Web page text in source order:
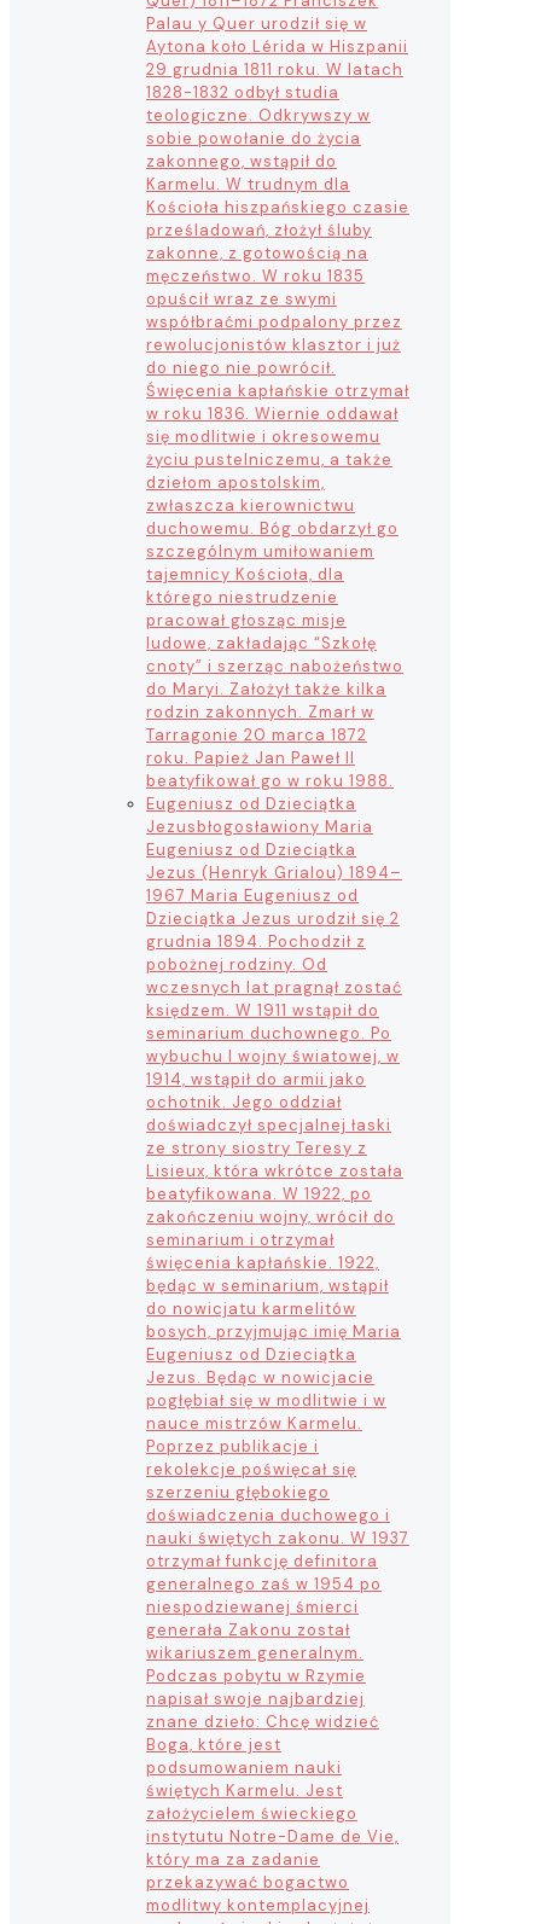
Palau y Quer urodził się w
Aytona koło Lérida w Hiszpanii
29 grudnia 1811 roku. W latach
1828-1832 odbył studia
teologiczne. Odkrywszy w
sobie powołanie do życia
zakonnego, wstąpił do
Karmelu. W trudnym dla
Kościoła hiszpańskiego czasie
prześladowań, złożył śluby
zakonne, z gotowością na
męczeństwo. W roku 1835
opuścił wraz ze swymi
współbraćmi podpalony przez
rewolucjonistów klasztor i już
do niego nie powrócił.
Święcenia kapłańskie otrzymał
w roku 1836. Wiernie oddawał
się modlitwie i okresowemu
życiu pustelniczemu, a także
dziełom apostolskim,
zwłaszcza kierownictwu
duchowemu. Bóg obdarzył go
szczególnym umiłowaniem
tajemnicy Kościoła, dla
którego niestrudzenie
pracował głosząc misje
ludowe, zakładając “Szkołę
cnoty” i szerząc nabożeństwo
do Maryi. Założył także kilka
rodzin zakonnych. Zmarł w
Tarragonie 20 marca 1872
roku. Papież Jan Paweł II
beatyfikował go w roku 1988.
Eugeniusz od Dzieciątka
Jezusbłogosławiony Maria
Eugeniusz od Dzieciątka
Jezus (Henryk Grialou) 1894–
1967 Maria Eugeniusz od
Dzieciątka Jezus urodził się 2
grudnia 1894. Pochodził z
pobożnej rodziny. Od
wczesnych lat pragnął zostać
księdzem. W 1911 wstąpił do
seminarium duchownego. Po
wybuchu I wojny światowej, w
1914, wstąpił do armii jako
ochotnik. Jego oddział
doświadczył specjalnej łaski
ze strony siostry Teresy z
Lisieux, która wkrótce została
beatyfikowana. W 1922, po
zakończeniu wojny, wrócił do
seminarium i otrzymał
święcenia kapłańskie. 1922,
będąc w seminarium, wstąpił
do nowicjatu karmelitów
bosych, przyjmując imię Maria
Eugeniusz od Dzieciątka
Jezus. Będąc w nowicjacie
pogłębiał się w modlitwie i w
nauce mistrzów Karmelu.
Poprzez publikacje i
rekolekcje poświęcał się
szerzeniu głębokiego
doświadczenia duchowego i
nauki świętych zakonu. W 1937
otrzymał funkcję definitora
generalnego zaś w 1954 po
niespodziewanej śmierci
generała Zakonu został
wikariuszem generalnym.
Podczas pobytu w Rzymie
napisał swoje najbardziej
znane dzieło: Chcę widzieć
Boga, które jest
podsumowaniem nauki
świętych Karmelu. Jest
założycielem świeckiego
instytutu Notre-Dame de Vie,
który ma za zadanie
przekazywać bogactwo
modlitwy kontemplacyjnej